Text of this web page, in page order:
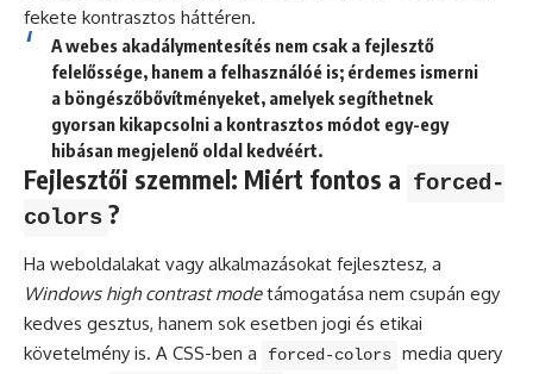
fekete kontrasztos háttéren.
A webes akadálymentesítés nem csak a fejlesztő
felelőssége, hanem a felhasználóé is; érdemes ismerni
a böngészőbővítményeket, amelyek segíthetnek
gyorsan kikapcsolni a kontrasztos módot egy-egy
hibásan megjelenő oldal kedvéért.
Fejlesztői szemmel: Miért fontos a forced-
colors ?
Ha weboldalakat vagy alkalmazásokat fejlesztesz, a
Windows high contrast modetámogatása nem csupán egy
kedves gesztus, hanem sok esetben jogi és etikai
követelmény is. A CSS-ben a
forced-colors media query